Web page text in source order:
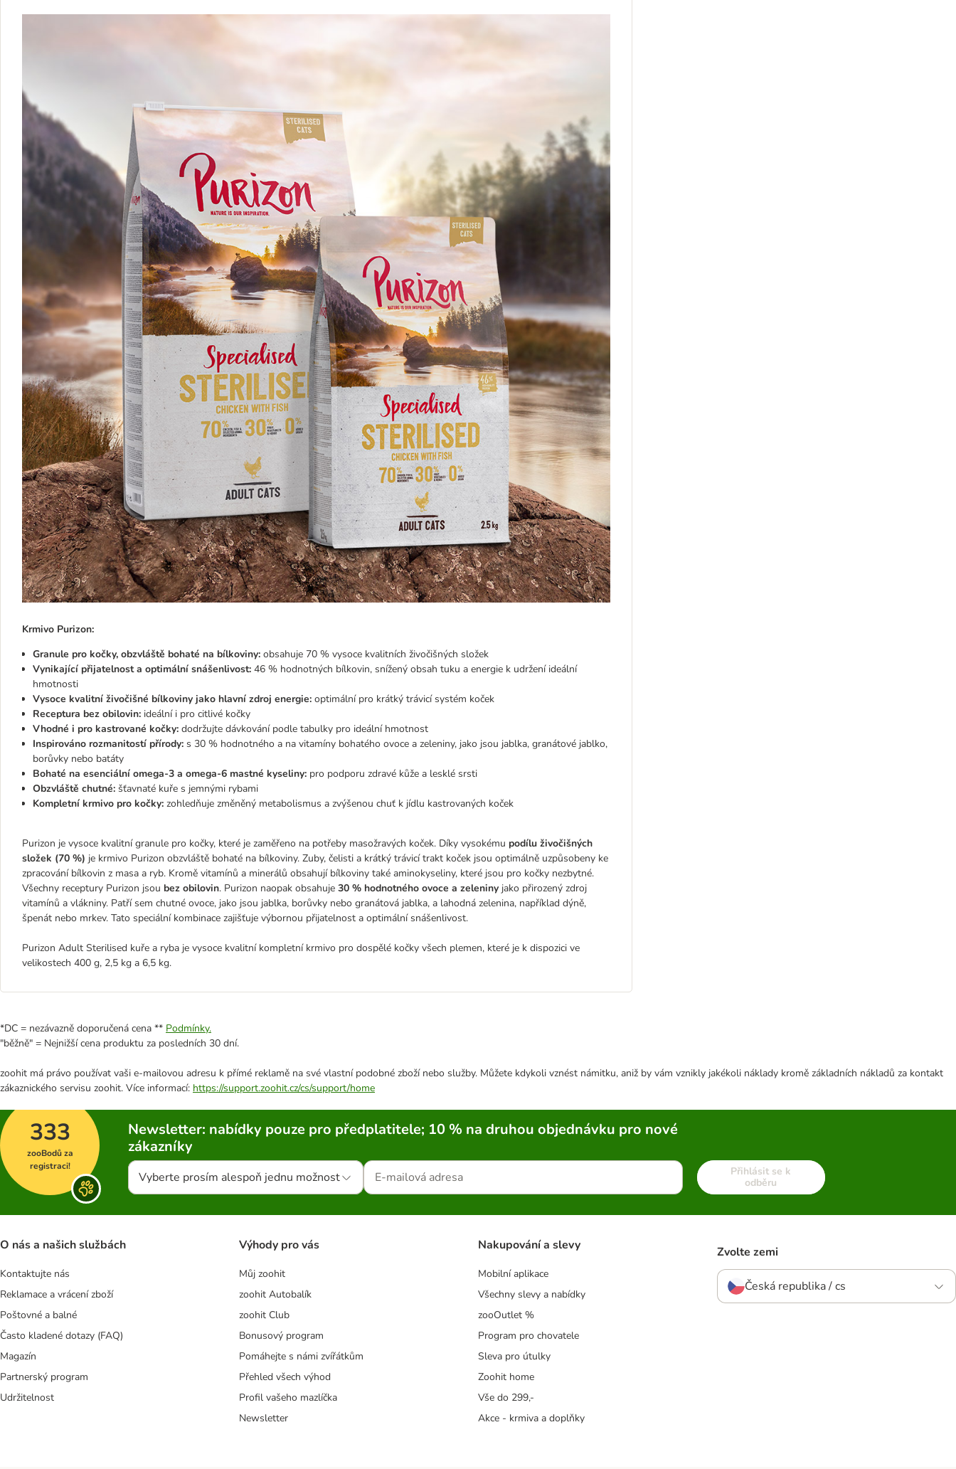
Krmivo Purizon:
Granule pro kočky, obzvláště bohaté na bílkoviny: obsahuje 70 % vysoce kvalitních živočišných složek
Vynikající přijatelnost a optimální snášenlivost: 46 % hodnotných bílkovin, snížený obsah tuku a energie k udržení ideální
hmotnosti
Vysoce kvalitní živočišné bílkoviny jako hlavní zdroj energie: optimální pro krátký trávicí systém koček
Receptura bez obilovin: ideální i pro citlivé kočky
Vhodné i pro kastrované kočky: dodržujte dávkování podle tabulky pro ideální hmotnost
Inspirováno rozmanitostí přírody: s 30 % hodnotného a na vitamíny bohatého ovoce a zeleniny, jako jsou jablka, granátové jablko,
borůvky nebo batáty
Bohaté na esenciální omega-3 a omega-6 mastné kyseliny: pro podporu zdravé kůže a lesklé srsti
Obzvláště chutné: šťavnaté kuře s jemnými rybami
Kompletní krmivo pro kočky: zohledňuje změněný metabolismus a zvýšenou chuť k jídlu kastrovaných koček
Purizon je vysoce kvalitní granule pro kočky, které je zaměřeno na potřeby masožravých koček. Díky vysokému podílu živočišných
složek (70 %) je krmivo Purizon obzvláště bohaté na bílkoviny. Zuby, čelisti a krátký trávicí trakt koček jsou optimálně uzpůsobeny ke
zpracování bílkovin z masa a ryb. Kromě vitamínů a minerálů obsahují bílkoviny také aminokyseliny, které jsou pro kočky nezbytné.
Všechny receptury Purizon jsou bez obilovin. Purizon naopak obsahuje 30 % hodnotného ovoce a zeleniny jako přirozený zdroj
vitamínů a vlákniny. Patří sem chutné ovoce, jako jsou jablka, borůvky nebo granátová jablka, a lahodná zelenina, například dýně,
špenát nebo mrkev. Tato speciální kombinace zajišťuje výbornou přijatelnost a optimální snášenlivost.
Purizon Adult Sterilised kuře a ryba je vysoce kvalitní kompletní krmivo pro dospělé kočky všech plemen, které je k dispozici ve
velikostech 400 g, 2,5 kg a 6,5 kg.
*DC = nezávazně doporučená cena ** Podmínky.
"běžně" = Nejnižší cena produktu za posledních 30 dní.
zoohit má právo používat vaši e-mailovou adresu k přímé reklamě na své vlastní podobné zboží nebo služby. Můžete kdykoli vznést námitku, aniž by vám vznikly jakékoli náklady kromě základních nákladů za kontakt
zákaznického servisu zoohit. Více informací: https://support.zoohit.cz/cs/support/home
333
zooBodů za
registraci!
Newsletter: nabídky pouze pro předplatitele; 10 % na druhou objednávku pro nové
zákazníky
Vyberte prosím alespoň jednu možnost
Přihlásit se k
odběru
O nás a našich službách
Kontaktujte nás
Reklamace a vrácení zboží
Poštovné a balné
Často kladené dotazy (FAQ)
Magazín
Partnerský program
Udržitelnost
Výhody pro vás
Můj zoohit
zoohit Autobalík
zoohit Club
Bonusový program
Pomáhejte s námi zvířátkům
Přehled všech výhod
Profil vašeho mazlíčka
Newsletter
Nakupování a slevy
Mobilní aplikace
Všechny slevy a nabídky
zooOutlet %
Program pro chovatele
Sleva pro útulky
Zoohit home
Vše do 299,-
Akce - krmiva a doplňky
Zvolte zemi
Česká republika / cs